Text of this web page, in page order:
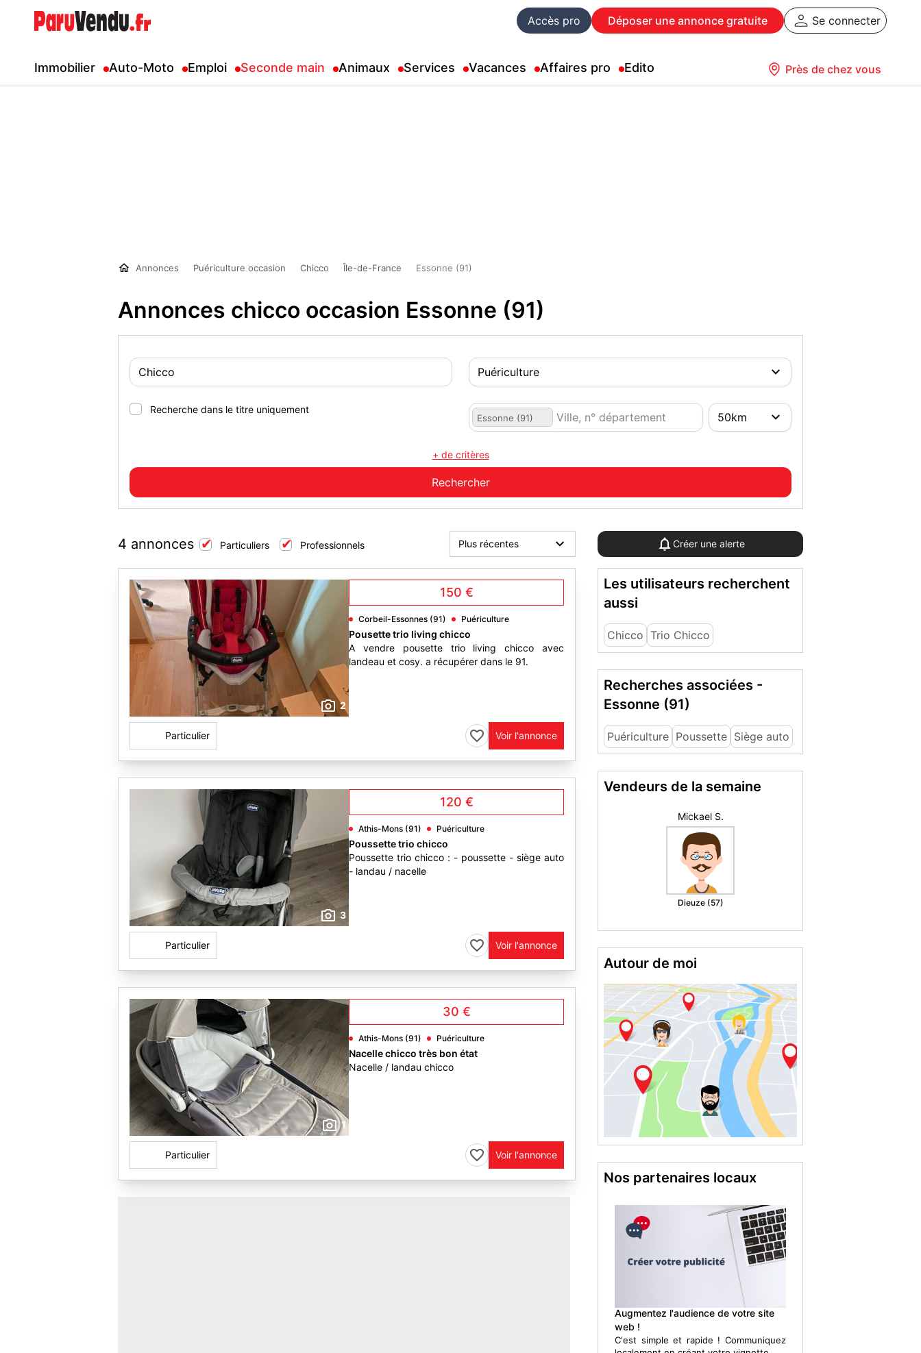
Accès pro Déposer une annonce gratuite Se connecter
Immobilier Auto-Moto Emploi Seconde main Animaux Services Vacances Affaires pro Edito Près de chez vous
Annonces Puériculture occasion Chicco Île-de-France Essonne (91)
Annonces chicco occasion Essonne (91)
Recherche dans le titre uniquement
Essonne (91)
+ de critères
4 annonces Particuliers Professionnels Créer une alerte
2
150 €
Corbeil-Essonnes (91) Puériculture
Pousette trio living chicco
A vendre pousette trio living chicco avec
landeau et cosy. a récupérer dans le 91.
Particulier Voir l'annonce
3
120 €
Athis-Mons (91) Puériculture
Poussette trio chicco
Poussette trio chicco : - poussette - siège auto
- landau / nacelle
Particulier Voir l'annonce
1
30 €
Athis-Mons (91) Puériculture
Nacelle chicco très bon état
Nacelle / landau chicco
Particulier Voir l'annonce
Les utilisateurs recherchent
aussi
Chicco Trio Chicco
Recherches associées -
Essonne (91)
Puériculture Poussette Siège auto
Vendeurs de la semaine
Mickael S.
Dieuze (57)
Autour de moi
Nos partenaires locaux
Augmentez l'audience de votre site
web !
C'est simple et rapide ! Communiquez